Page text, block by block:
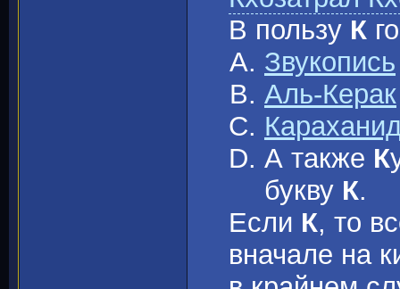
В пользу К
Звукопись
Аль-Керак
А также К
букву К.
Если К, то
вначале на